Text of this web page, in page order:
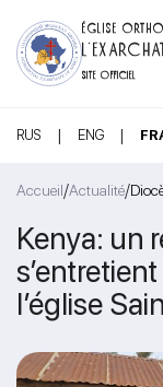
ÉGLISE
SITE OFFICIEL
RUS | ENG |
Accueil/Actualité/
Kenya: un
l’église